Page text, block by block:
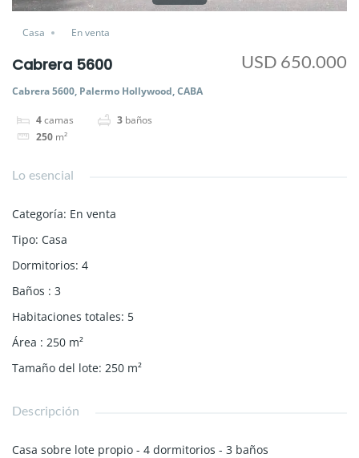
Casa En venta
Cabrera 5600
Cabrera 5600, Palermo Hollywood, CABA
4 camas 3 baños
250 m²
USD 650.000
Lo esencial
Categoría: En venta
Tipo: Casa
Dormitorios: 4
Baños : 3
Habitaciones totales: 5
Área : 250 m²
Tamaño del lote: 250 m²
Descripción
Casa sobre lote propio - 4 dormitorios - 3 baños